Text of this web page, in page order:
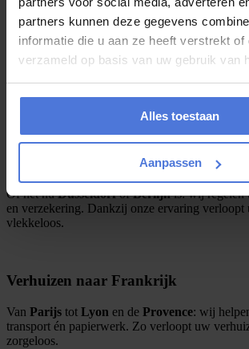
partners kunnen deze gegevens
informatie die u aan ze heeft verstrekt of
verzameld op basis van uw gebruik van
Alles toestaan
Aanpassen
Verhuizen naar België
Verhuizen naar Duitsland
Of het nuDüsseldorfofBerlijnis: wij regelen
en verzekering. Dankzij onze ervaring
vlekkeloos.
Verhuizen naar Frankrijk
Van Parijs tot Lyon en de Provence: wij
transport én papierwerk. Zo verloopt uw
zorgeloos.